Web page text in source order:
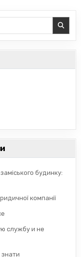
будинку:
компанії
службу и не